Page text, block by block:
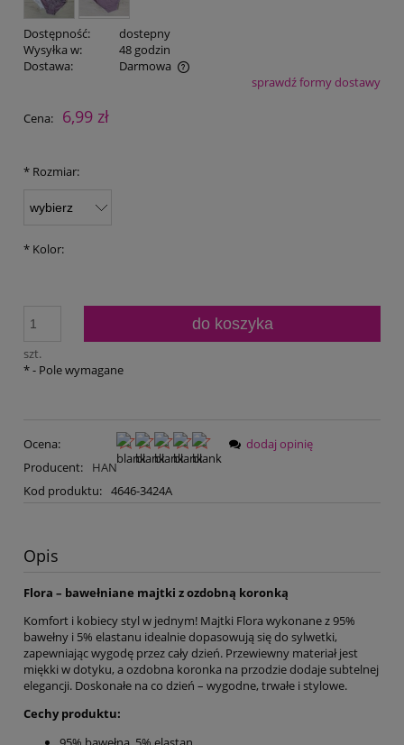
Dostępność:
dostepny
Wysyłka w:
48 godzin
Dostawa:
Darmowa
Cena nie zawiera ewentualnych kosztów płatnościsprawdź formy dostawy
Cena: 6,99 zł
* Rozmiar:
* Kolor:
szt.
do koszyka
*- Pole wymagane
Ocena:
Producent:
HAN
Kod produktu: 4646-3424A
dodaj opinię
Opis
Flora – bawełniane majtki z ozdobną koronką
Komfort i kobiecy styl w jednym! Majtki Flora wykonane z 95%
bawełny i 5% elastanu idealnie dopasowują się do sylwetki,
zapewniając wygodę przez cały dzień. Przewiewny materiał jest
miękki w dotyku, a ozdobna koronka na przodzie dodaje subtelnej
elegancji. Doskonałe na co dzień – wygodne, trwałe i stylowe.
Cechy produktu: